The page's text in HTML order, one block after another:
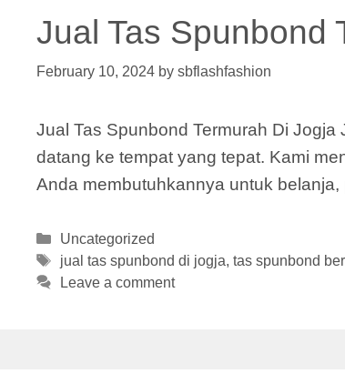
Jual Tas Spunbond
February 10, 2024 by sbflashfashion
Jual Tas Spunbond Termurah Di
datang ke tempat yang tepat. Kami
Anda membutuhkannya untuk
Categories
Uncategorized
Tags
jual tas spunbond di jogja, tas spunbond
Leave a comment